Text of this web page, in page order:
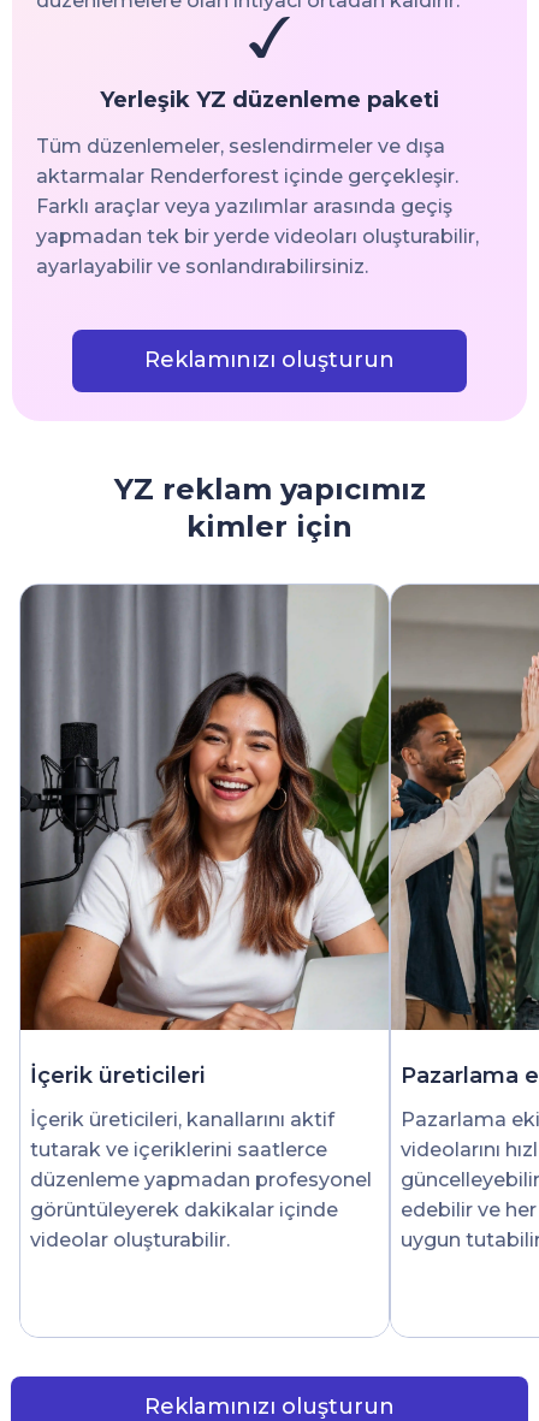
Yerleşik YZ düzenleme paketi
Tüm düzenlemeler, seslendirmeler ve dışa
aktarmalar Renderforest içinde gerçekleşir.
Farklı araçlar veya yazılımlar arasında geçiş
yapmadan tek bir yerde videoları oluşturabilir,
ayarlayabilir ve sonlandırabilirsiniz.
Reklamınızı oluşturun
YZ reklam yapıcımız
kimler için
İçerik üreticileri
İçerik üreticileri, kanallarını aktif
tutarak ve içeriklerini saatlerce
düzenleme yapmadan profesyonel
görüntüleyerek dakikalar içinde
videolar oluşturabilir.
Pazarlama
Pazarlama
videolarını
edebilir ve
uygun
Reklamınızı oluşturun